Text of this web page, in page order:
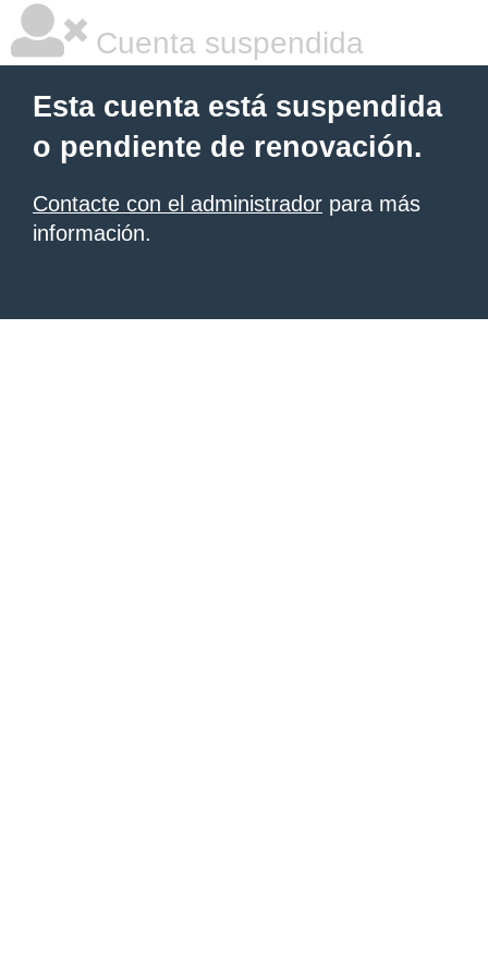
Cuenta suspendida
Esta cuenta está suspendida
o pendiente de renovación.
Contacte con el administrador para más
información.